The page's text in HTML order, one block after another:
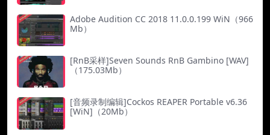
Adobe Audition CC 2018 11.0.0.199 WiN（966
Mb）
[RnB采样]Seven Sounds RnB Gambino [WAV]
（175.03Mb）
[音频录制编辑]Cockos REAPER Portable v6.36
[WiN]（20Mb）